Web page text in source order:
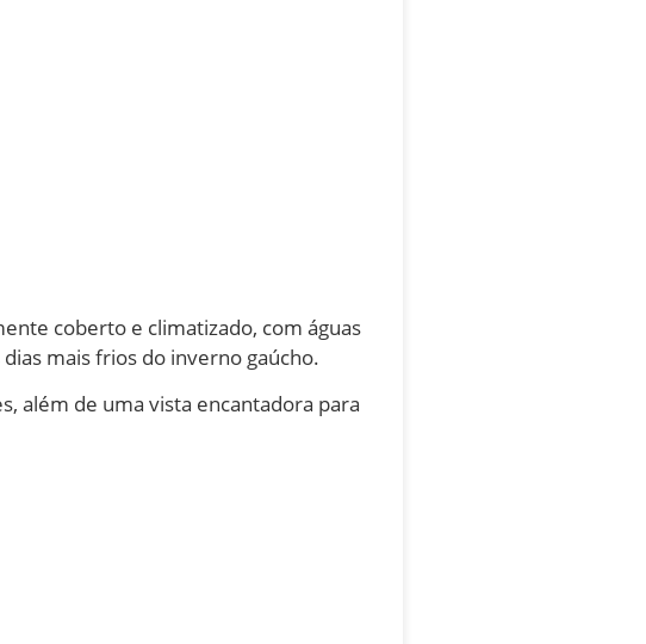
coberto e climatizado, com águas
mais frios do inverno gaúcho.
além de uma vista encantadora para